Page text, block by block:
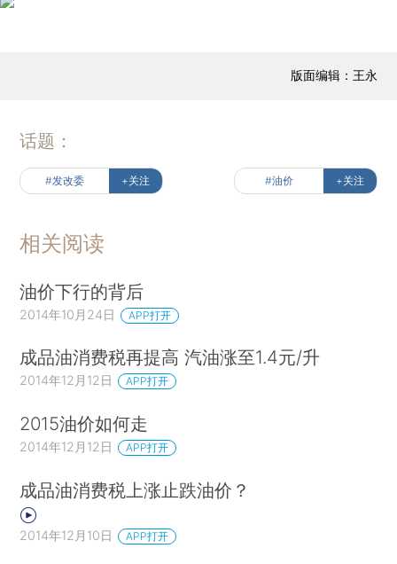
版面编辑：王永
话题：
#发改委 +关注 #油价 +关注
相关阅读
油价下行的背后
2014年10月24日 APP打开
成品油消费税再提高 汽油涨至1.4元/升
2014年12月12日 APP打开
2015油价如何走
2014年12月12日 APP打开
成品油消费税上涨止跌油价？
2014年12月10日 APP打开